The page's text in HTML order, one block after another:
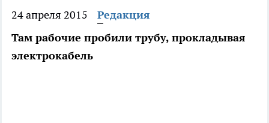
24 апреля 2015
Редакция
Там рабочие пробили трубу, прокладывая
электрокабель